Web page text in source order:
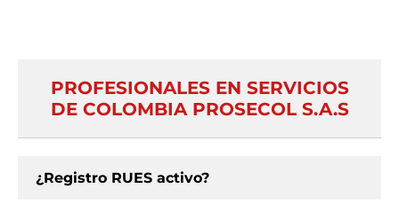
PROFESIONALES EN SERVICIOS
DE COLOMBIA PROSECOL S.A.S
¿Registro RUES activo?